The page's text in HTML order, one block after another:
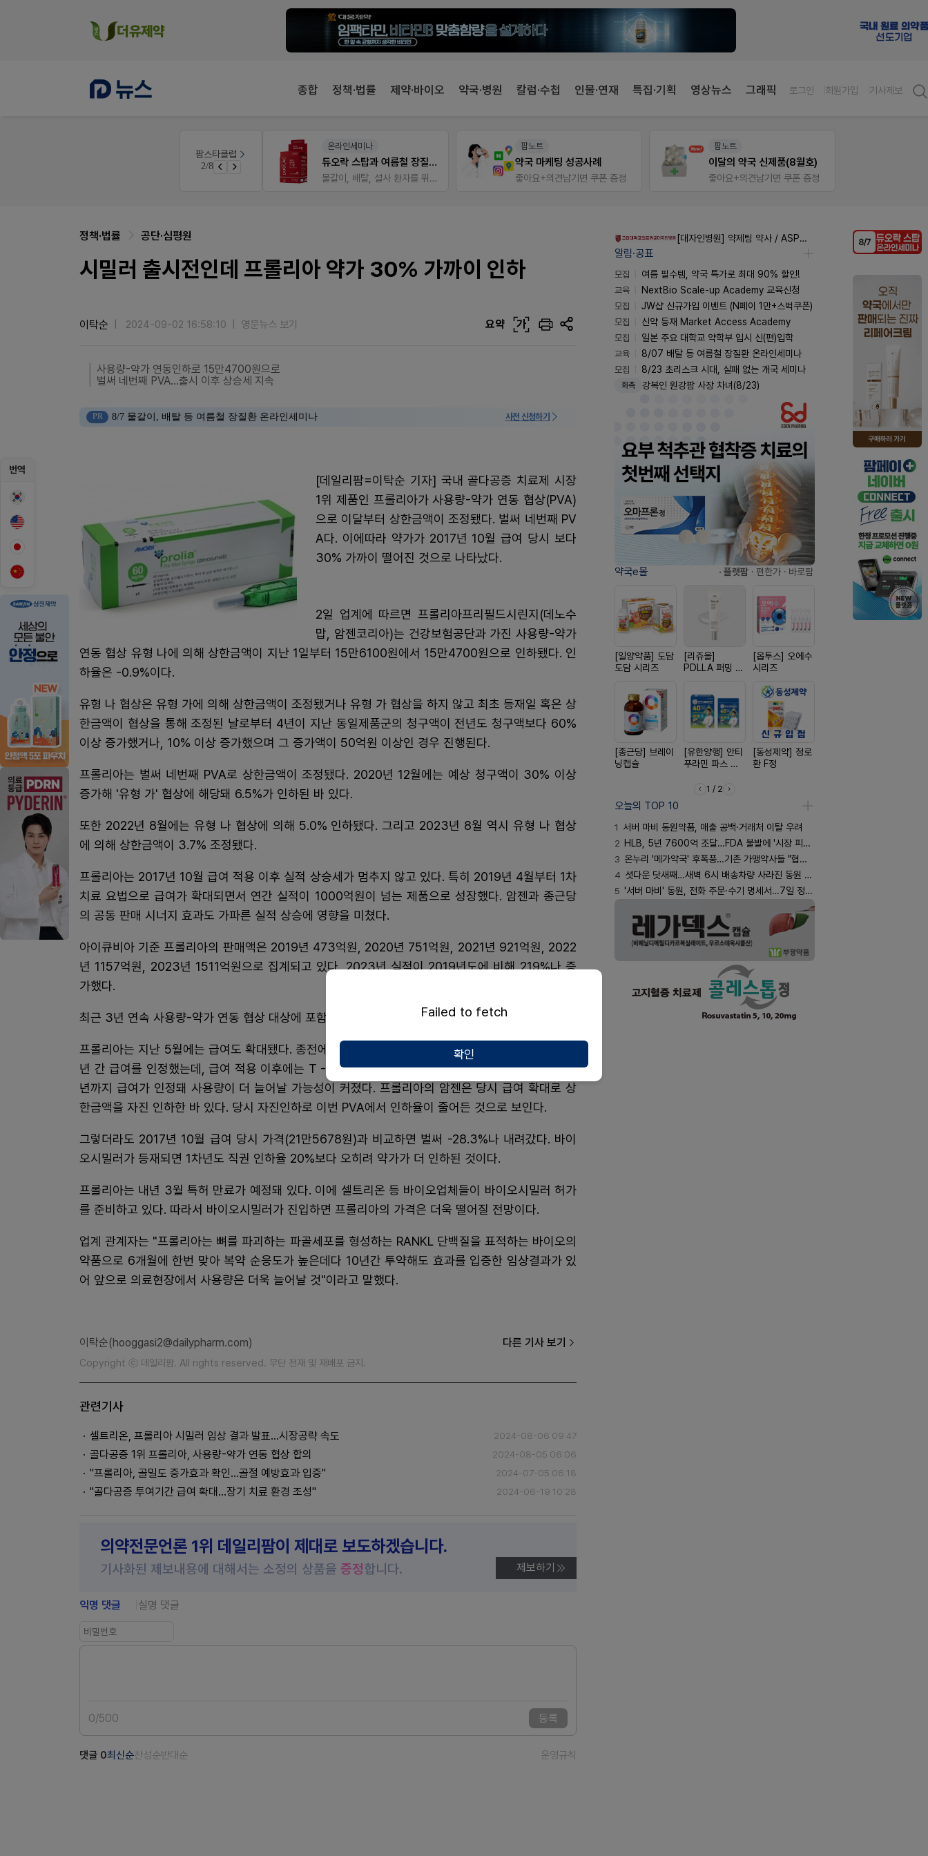
종합 정책·법률 제약·바이오 약국·병원 칼럼·수첩 인물·연재 특집·기획 영상뉴스 그래픽 로그인 회원가입 기사제보
팜스타클럽
2/8
근육통은 오래가니깐!
온라인세미나
듀오락 스탑과 여름철 장질환 대응법
물갈이, 배탈, 설사 환자를 위한 실전 상담&판매 전략
팜노트
약국 마케팅 성공사례
좋아요+의견남기면 쿠폰 증정
팜노트
이달의 약국 신제품(8월호)
좋아요+의견남기면 쿠폰 증정
번역
정책·법률 공단·심평원
시밀러 출시전인데 프롤리아 약가 30% 가까이 인하
이탁순 2024-09-02 16:58:10 영문뉴스 보기 요약 가
사용량-약가 연동인하로 15만4700원으로
벌써 네번째 PVA…출시 이후 상승세 지속
PR 8/7 물갈이, 배탈 등 여름철 장질환 온라인세미나 사전 신청하기
[데일리팜=이탁순 기자] 국내 골다공증 치료제 시장
1위 제품인 프롤리아가 사용량-약가 연동 협상(PVA)
으로 이달부터 상한금액이 조정됐다. 벌써 네번째 PV
A다. 이에따라 약가가 2017년 10월 급여 당시 보다
30% 가까이 떨어진 것으로 나타났다.
2일 업계에 따르면 프롤리아프리필드시린지(데노수
맙, 암젠코리아)는 건강보험공단과 가진 사용량-약가
연동 협상 유형 나에 의해 상한금액이 지난 1일부터 15만6100원에서 15만4700원으로 인하됐다. 인
하율은 -0.9%이다.
유형 나 협상은 유형 가에 의해 상한금액이 조정됐거나 유형 가 협상을 하지 않고 최초 등재일 혹은 상
한금액이 협상을 통해 조정된 날로부터 4년이 지난 동일제품군의 청구액이 전년도 청구액보다 60%
이상 증가했거나, 10% 이상 증가했으며 그 증가액이 50억원 이상인 경우 진행된다.
프롤리아는 벌써 네번째 PVA로 상한금액이 조정됐다. 2020년 12월에는 예상 청구액이 30% 이상
증가해 '유형 가' 협상에 해당돼 6.5%가 인하된 바 있다.
또한 2022년 8월에는 유형 나 협상에 의해 5.0% 인하됐다. 그리고 2023년 8월 역시 유형 나 협상
에 의해 상한금액이 3.7% 조정됐다.
프롤리아는 2017년 10월 급여 적용 이후 실적 상승세가 멈추지 않고 있다. 특히 2019년 4월부터 1차
치료 요법으로 급여가 확대되면서 연간 실적이 1000억원이 넘는 제품으로 성장했다. 암젠과 종근당
의 공동 판매 시너지 효과도 가파른 실적 상승에 영향을 미쳤다.
아이큐비아 기준 프롤리아의 판매액은 2019년 473억원, 2020년 751억원, 2021년 921억원, 2022
년 1157억원, 2023년 1511억원으로 집계되고 있다. 2023년 실적이 2019년도에 비해 219%나 증
가했다.
최근 3년 연속 사용량-약가 연동 협상 대상에 포함되지 않을 수 없는 실적이다.
프롤리아는 지난 5월에는 급여도 확대됐다. 종전에는 골밀도 측정치 -2.5(T-스코어값) 이하일 경우 1
년 간 급여를 인정했는데, 급여 적용 이후에는 T -스코어가 -2.0 이하에서 -.2.5 사이일 경우, 최대 2
년까지 급여가 인정돼 사용량이 더 늘어날 가능성이 커졌다. 프롤리아의 암젠은 당시 급여 확대로 상
한금액을 자진 인하한 바 있다. 당시 자진인하로 이번 PVA에서 인하율이 줄어든 것으로 보인다.
그렇더라도 2017년 10월 급여 당시 가격(21만5678원)과 비교하면 벌써 -28.3%나 내려갔다. 바이
오시밀러가 등재되면 1차년도 직권 인하율 20%보다 오히려 약가가 더 인하된 것이다.
프롤리아는 내년 3월 특허 만료가 예정돼 있다. 이에 셀트리온 등 바이오업체들이 바이오시밀러 허가
를 준비하고 있다. 따라서 바이오시밀러가 진입하면 프롤리아의 가격은 더욱 떨어질 전망이다.
업계 관계자는 "프롤리아는 뼈를 파괴하는 파골세포를 형성하는 RANKL 단백질을 표적하는 바이오의
약품으로 6개월에 한번 맞아 복약 순응도가 높은데다 10년간 투약해도 효과를 입증한 임상결과가 있
어 앞으로 의료현장에서 사용량은 더욱 늘어날 것"이라고 말했다.
이탁순(hooggasi2@dailypharm.com) 다른 기사 보기
Copyright ⓒ 데일리팜. All rights reserved. 무단 전재 및 재배포 금지.
관련기사
셀트리온, 프롤리아 시밀러 임상 결과 발표…시장공략 속도 2024-08-06 09:47
골다공증 1위 프롤리아, 사용량-약가 연동 협상 합의 2024-08-05 06:06
"프롤리아, 골밀도 증가효과 확인...골절 예방효과 입증" 2024-07-05 06:18
"골다공증 투여기간 급여 확대...장기 치료 환경 조성" 2024-06-19 10:28
의약전문언론 1위 데일리팜이 제대로 보도하겠습니다.
기사화된 제보내용에 대해서는 소정의 상품을 증정합니다. 제보하기
익명 댓글 실명 댓글
0/500 등록
댓글 0최신순찬성순반대순 운영규칙
[대자인병원] 약제팀 약사 / ASP팀 감염전문약사 모집
알림·공표
모집
여름 필수템, 약국 특가로 최대 90% 할인!
교육
NextBio Scale-up Academy 교육신청
모집
JW샵 신규가입 이벤트 (N페이 1만+스벅쿠폰)
모집
신약 등재 Market Access Academy
모집
일본 주요 대학교 약학부 입시 신(편)입학
교육
8/07 배탈 등 여름철 장질환 온라인세미나
모집
8/23 초리스크 시대, 실패 없는 개국 세미나
화촉 강복인 원강팜 사장 차녀(8/23)
약국e몰 · 플랫팜 · 편한가 · 바로팜
[일양약품] 도담
도담 시리즈
[리쥬올]
PDLLA 퍼밍 크
[옵투스] 오에수
시리즈
[종근당] 브레이
닝캡슐
[유한양행] 안티
푸라민 파스 시
[동성제약] 정로
환 F정
1 / 2
오늘의 TOP 10
1 서버 마비 동원약품, 매출 공백·거래처 이탈 우려
2 HLB, 5년 7600억 조달…FDA 불발에 '시장 피로감'
3 온누리 '메가약국' 후폭풍…기존 가맹약사들 "협의체 만들자"
4 셧다운 닷새째…새벽 6시 배송차량 사라진 동원 물류센터
5 '서버 마비' 동원, 전화 주문·수기 명세서…7일 정상화 되나
Failed to fetch
확인